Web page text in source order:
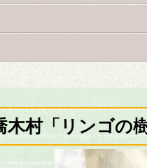
木村「リンゴの